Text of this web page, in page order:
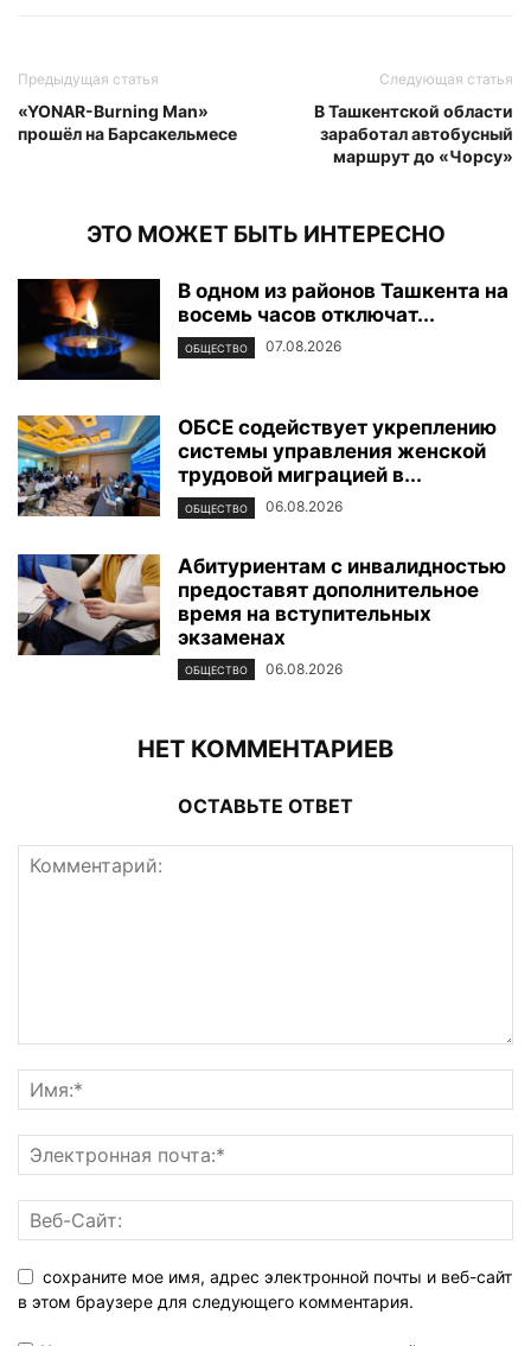
Предыдущая статья
«YONAR-Burning Man»
прошёл на Барсакельмесе
Следующая статья
В Ташкентской области
заработал автобусный
маршрут до «Чорсу»
ЭТО МОЖЕТ БЫТЬ ИНТЕРЕСНО
В одном из районов Ташкента на
восемь часов отключат...
ОБЩЕСТВО 07.08.2026
ОБСЕ содействует укреплению
системы управления женской
трудовой миграцией в...
ОБЩЕСТВО 06.08.2026
Абитуриентам с инвалидностью
предоставят дополнительное
время на вступительных
экзаменах
ОБЩЕСТВО 06.08.2026
НЕТ КОММЕНТАРИЕВ
ОСТАВЬТЕ ОТВЕТ
сохраните мое имя, адрес электронной почты и веб-сайт
в этом браузере для следующего комментария.